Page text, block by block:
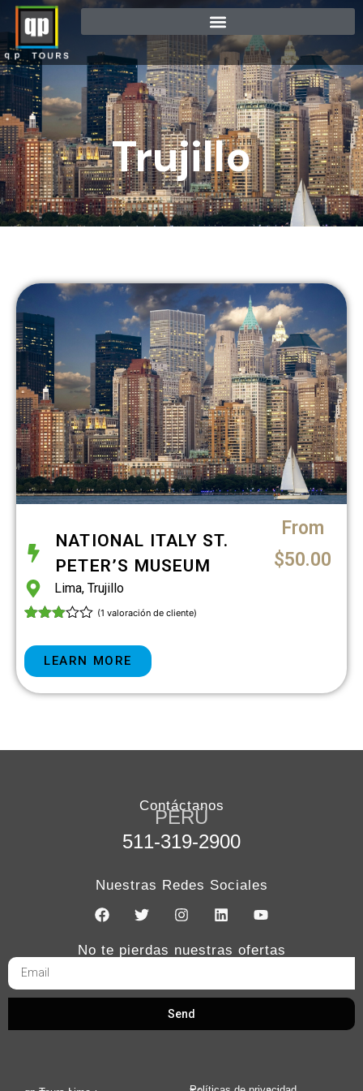
Trujillo
NATIONAL ITALY ST.
PETER’S MUSEUM
Lima, Trujillo
o con
3.00 de
5 en
a
cliente
(1 valoración de cliente)
LEARN MORE
From
$50.00
Contáctanos
PERÚ
511-319-2900
Nuestras Redes Sociales
No te pierdas nuestras ofertas
Send